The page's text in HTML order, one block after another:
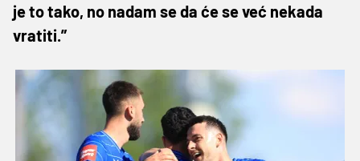
je to tako, no nadam se da će se već nekada
vratiti.”